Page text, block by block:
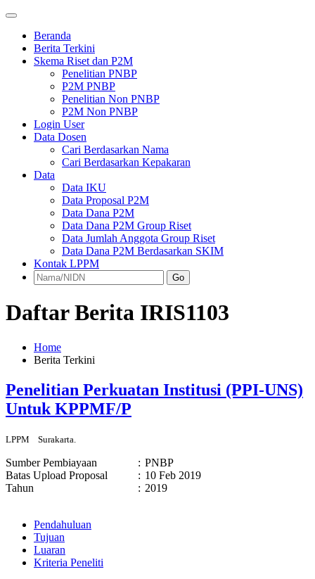
Beranda
Berita Terkini
Skema Riset dan P2M
Penelitian PNBP
P2M PNBP
Penelitian Non PNBP
P2M Non PNBP
Login User
Data Dosen
Cari Berdasarkan Nama
Cari Berdasarkan Kepakaran
Data
Data IKU
Data Proposal P2M
Data Dana P2M
Data Dana P2M Group Riset
Data Jumlah Anggota Group Riset
Data Dana P2M Berdasarkan SKIM
Kontak LPPM
Go
Daftar Berita IRIS1103
Home
Berita Terkini
Penelitian Perkuatan Institusi (PPI-UNS)
Untuk KPPMF/P
LPPM Surakarta.
Sumber Pembiayaan : PNBP
Batas Upload Proposal
: 10 Feb 2019
Tahun
: 2019
Pendahuluan
Tujuan
Luaran
Kriteria Peneliti